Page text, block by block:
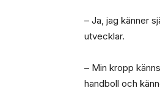
– Ja, jag känner
utvecklar.
– Min kropp
handboll och